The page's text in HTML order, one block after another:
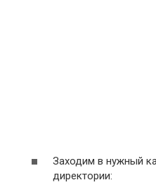
Заходим в нужный
директории: